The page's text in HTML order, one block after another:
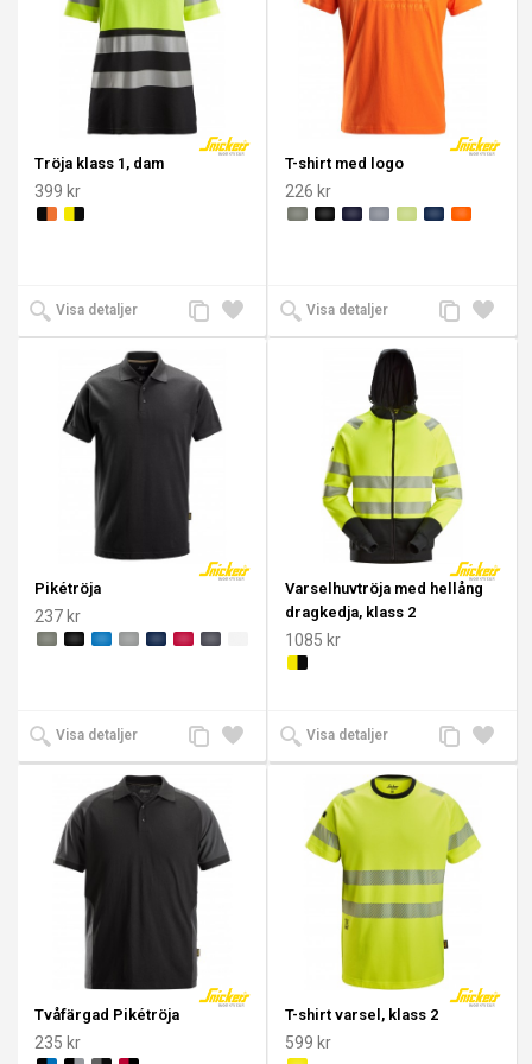
Tröja klass 1, dam
399 kr
Visa detaljer
Lägg
till i
Lägg
till
T-shirt med logo
226 kr
Visa detaljer
Lägg
till i
Lägg
till
Pikétröja
237 kr
Visa detaljer
Lägg
till i
Lägg
till
Varselhuvtröja med hellång
dragkedja, klass 2
1085 kr
Visa detaljer
Lägg
till i
Lägg
till
Tvåfärgad Pikétröja
235 kr
T-shirt varsel, klass 2
599 kr